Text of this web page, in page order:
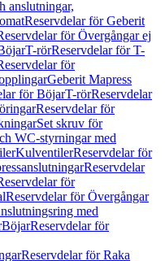
anslutningar,
Reservdelar för Geberit
för Övergångar ej
T-rörReservdelar för T-
för
Geberit Mapress
för BöjarT-rörReservdelar
Reservdelar för
Set skruv för
WC-styrningar med
KulventilerReservdelar för
Reservdelar
för
Reservdelar för Övergångar
med
BöjarReservdelar för
Reservdelar för Raka